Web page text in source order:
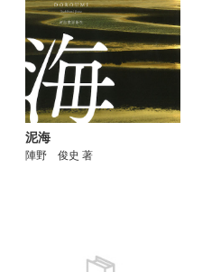
泥海
陣野 俊史 著